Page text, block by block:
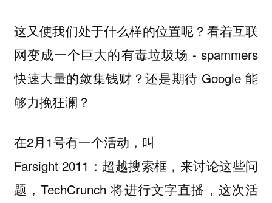
这又使我们处于什么样的位置呢？看着互联
网变成一个巨大的有毒垃圾场 - spammers
快速大量的敛集钱财？还是期待 Google 能
够力挽狂澜？
在2月1号有一个活动，叫
Farsight 2011：超越搜索框，来讨论这些问
题，TechCrunch 将进行文字直播，这次活